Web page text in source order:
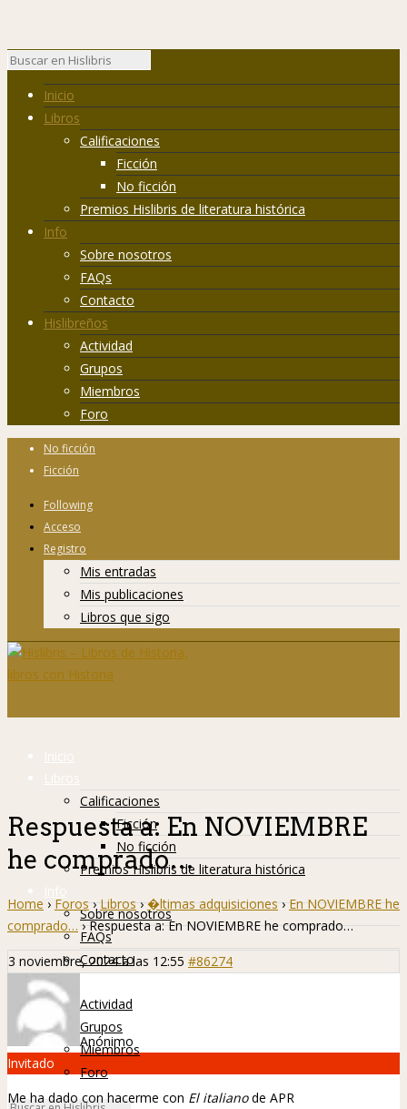
Inicio
Libros
Calificaciones
Ficción
No ficción
Premios Hislibris de literatura histórica
Info
Sobre nosotros
FAQs
Contacto
Hislibreños
Actividad
Grupos
Miembros
Foro
No ficción
Ficción
Following
Acceso
Registro
Mis entradas
Mis publicaciones
Libros que sigo
Inicio
Libros
Calificaciones
Ficción
No ficción
Premios Hislibris de literatura histórica
Info
Sobre nosotros
FAQs
Contacto
Hislibreños
Actividad
Grupos
Miembros
Foro
Respuesta a: En NOVIEMBRE
he comprado…
Home › Foros › Libros › �ltimas adquisiciones › En NOVIEMBRE he
comprado… › Respuesta a: En NOVIEMBRE he comprado…
3 noviembre, 2024 a las 12:55 #86274
Anónimo
Invitado
Me ha dado con hacerme con El italianode APR